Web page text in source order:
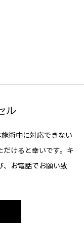
ル
術中に対応できない
けると幸いです。キ
、お電話でお願い致